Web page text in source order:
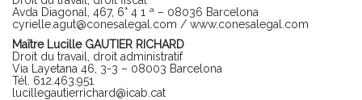
Avda Diagonal, 467, 6° 4 1 ª – 08036 Barcelona
cyrielle.agut@conesalegal.com / www.conesalegal.com
Maître Lucille GAUTIER RICHARD
Droit du travail, droit administratif
Via Layetana 46, 3-3 – 08003 Barcelona
Tél. 612.463.951
lucillegautierrichard@icab.cat